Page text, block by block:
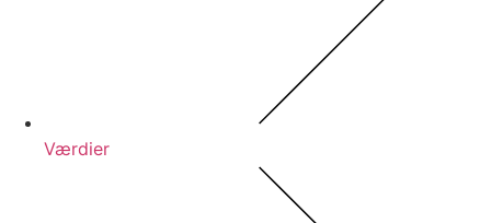
Værdier